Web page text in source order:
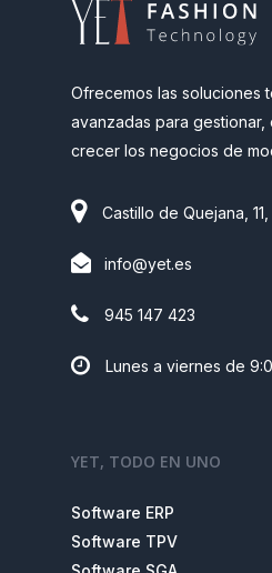
Ofrecemos las soluciones
avanzadas para gestionar,
crecer los negocios de
Castillo de Quejana,
info@yet.es
945 147 423
Lunes a viernes de
YET, TODO EN UNO
Software ERP
Software TPV